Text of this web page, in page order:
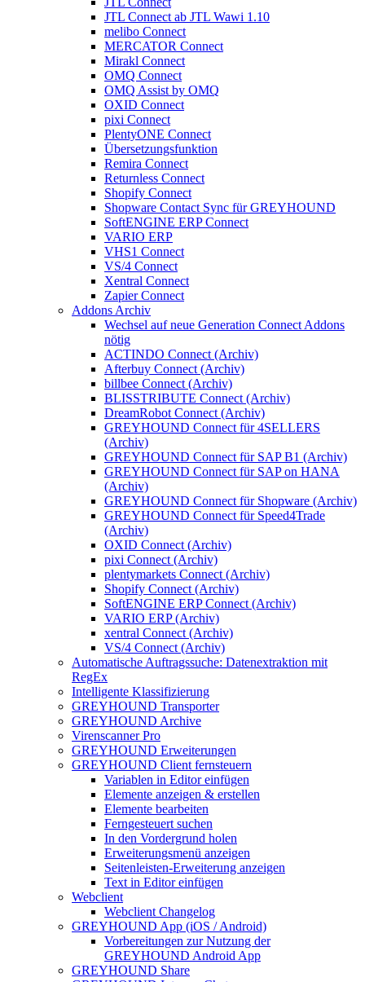
JTL Connect ab JTL Wawi 1.10
melibo Connect
MERCATOR Connect
Mirakl Connect
OMQ Connect
OMQ Assist by OMQ
OXID Connect
pixi Connect
PlentyONE Connect
Übersetzungsfunktion
Remira Connect
Returnless Connect
Shopify Connect
Shopware Contact Sync für GREYHOUND
SoftENGINE ERP Connect
VARIO ERP
VHS1 Connect
VS/4 Connect
Xentral Connect
Zapier Connect
Addons Archiv
Wechsel auf neue Generation Connect Addons
nötig
ACTINDO Connect (Archiv)
Afterbuy Connect (Archiv)
billbee Connect (Archiv)
BLISSTRIBUTE Connect (Archiv)
DreamRobot Connect (Archiv)
GREYHOUND Connect für 4SELLERS
(Archiv)
GREYHOUND Connect für SAP B1 (Archiv)
GREYHOUND Connect für SAP on HANA
(Archiv)
GREYHOUND Connect für Shopware (Archiv)
GREYHOUND Connect für Speed4Trade
(Archiv)
OXID Connect (Archiv)
pixi Connect (Archiv)
plentymarkets Connect (Archiv)
Shopify Connect (Archiv)
SoftENGINE ERP Connect (Archiv)
VARIO ERP (Archiv)
xentral Connect (Archiv)
VS/4 Connect (Archiv)
Automatische Auftragssuche: Datenextraktion mit
RegEx
Intelligente Klassifizierung
GREYHOUND Transporter
GREYHOUND Archive
Virenscanner Pro
GREYHOUND Erweiterungen
GREYHOUND Client fernsteuern
Variablen in Editor einfügen
Elemente anzeigen & erstellen
Elemente bearbeiten
Ferngesteuert suchen
In den Vordergrund holen
Erweiterungsmenü anzeigen
Seitenleisten-Erweiterung anzeigen
Text in Editor einfügen
Webclient
Webclient Changelog
GREYHOUND App (iOS / Android)
Vorbereitungen zur Nutzung der
GREYHOUND Android App
GREYHOUND Share